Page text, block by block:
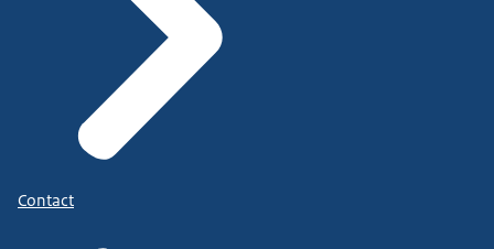
Contact